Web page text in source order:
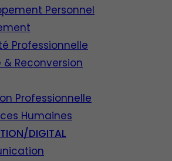
Personnel
Professionnelle
& Reconversion
Professionnelle
Humaines
DIGITAL